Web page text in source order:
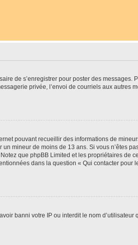
de s’enregistrer pour poster des messages.
privée, l’envoi de courriels aux autres
pouvant recueillir des informations de
mineur de moins de 13 ans. Si vous n’êtes
que phpBB Limited et les propriétaires de
dans la question « Qui contacter pour
banni votre IP ou interdit le nom